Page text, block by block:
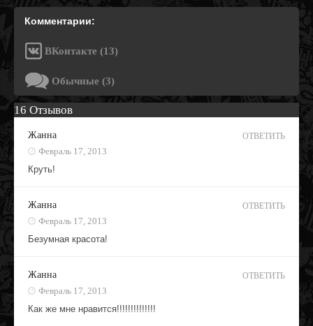
Комментарии:
ВКонтакте (13)
Обычные (3)
16 Отзывов
Жанна
Февраль 17, 2013
Круть!
ОТВЕТИТЬ
Жанна
Февраль 17, 2013
Безумная красота!
ОТВЕТИТЬ
Жанна
Февраль 17, 2013
Как же мне нравится!!!!!!!!!!!!!!
ОТВЕТИТЬ